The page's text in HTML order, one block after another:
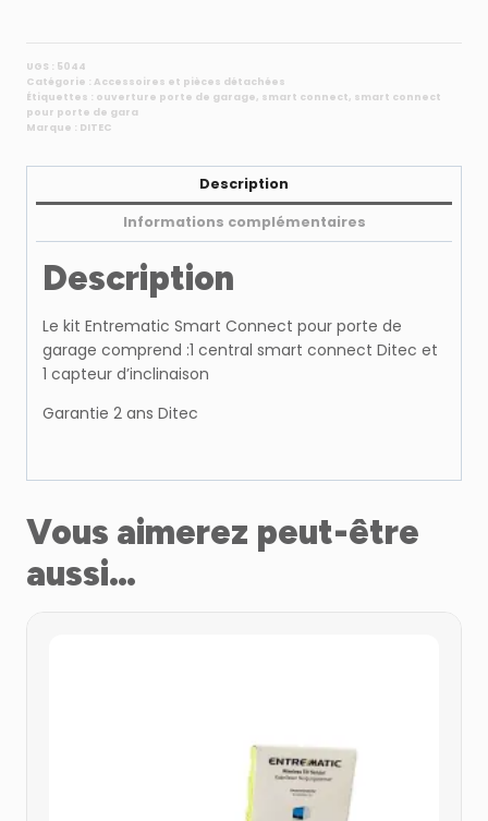
pour
porte
de
garage
comprend:1
Smart
UGS : 5044
Catégorie : Accessoires et pièces détachées
Étiquettes : ouverture porte de garage, smart connect, smart connect
pour porte de gara
Marque : DITEC
Description
Informations complémentaires
Description
Le kit Entrematic Smart Connect pour porte de
garage comprend :1 central smart connect Ditec et
1 capteur d’inclinaison
Garantie 2 ans Ditec
Vous aimerez peut-être
aussi…